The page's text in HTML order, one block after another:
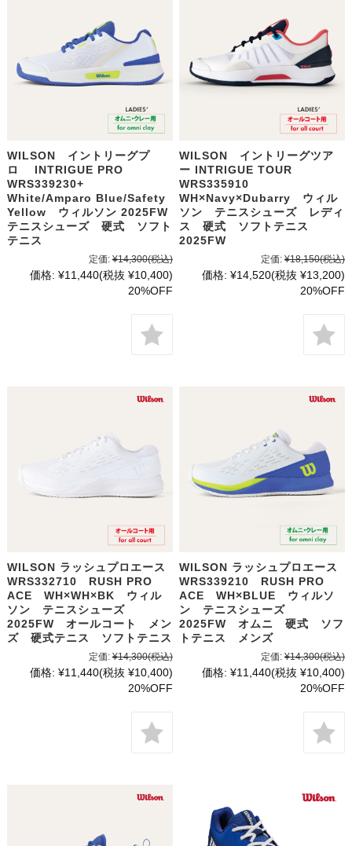
WILSON イントリーグプ
ロ INTRIGUE PRO
WRS339230+
White/Amparo Blue/Safety
Yellow ウィルソン 2025FW
テニスシューズ 硬式 ソフト
テニス
定価: ¥14,300(税込)
価格: ¥11,440(税抜 ¥10,400)
20%OFF
WILSON イントリーグツア
ー INTRIGUE TOUR
WRS335910
WH×Navy×Dubarry ウィル
ソン テニスシューズ レディ
ス 硬式 ソフトテニス
2025FW
定価: ¥18,150(税込)
価格: ¥14,520(税抜 ¥13,200)
20%OFF
WILSON ラッシュプロエース
WRS332710 RUSH PRO
ACE WH×WH×BK ウィル
ソン テニスシューズ
2025FW オールコート メン
ズ 硬式テニス ソフトテニス
定価: ¥14,300(税込)
価格: ¥11,440(税抜 ¥10,400)
20%OFF
WILSON ラッシュプロエース
WRS339210 RUSH PRO
ACE WH×BLUE ウィルソ
ン テニスシューズ
2025FW オムニ 硬式 ソフ
トテニス メンズ
定価: ¥14,300(税込)
価格: ¥11,440(税抜 ¥10,400)
20%OFF